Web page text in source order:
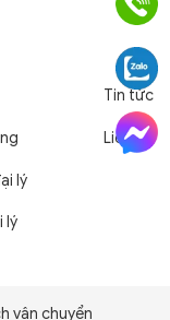
lý
lý
Tin tức
Liên hệ
vận chuyển